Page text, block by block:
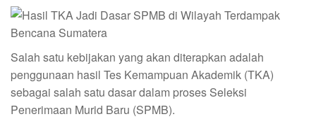
o
k
p
p
a
m
g
Salah satu kebijakan yang akan diterapkan adalah
penggunaan hasil Tes Kemampuan Akademik (TKA)
sebagai salah satu dasar dalam proses Seleksi
Penerimaan Murid Baru (SPMB).